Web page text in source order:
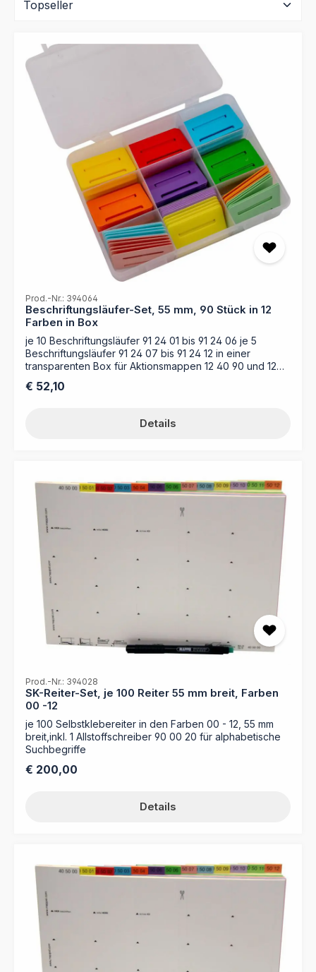
Prod.-Nr.: 394064
Beschriftungsläufer-Set, 55 mm, 90 Stück in 12
Farben in Box
je 10 Beschriftungsläufer 91 24 01 bis 91 24 06 je 5
Beschriftungsläufer 91 24 07 bis 91 24 12 in einer
transparenten Box für Aktionsmappen 12 40 90 und 12
40 86und Mappen mit Läuferschiene
Regulärer Preis:
€ 52,10
Details
Prod.-Nr.: 394028
SK-Reiter-Set, je 100 Reiter 55 mm breit, Farben
00 -12
je 100 Selbstklebereiter in den Farben 00 - 12, 55 mm
breit,inkl. 1 Allstoffschreiber 90 00 20 für alphabetische
Suchbegriffe
Regulärer Preis:
€ 200,00
Details